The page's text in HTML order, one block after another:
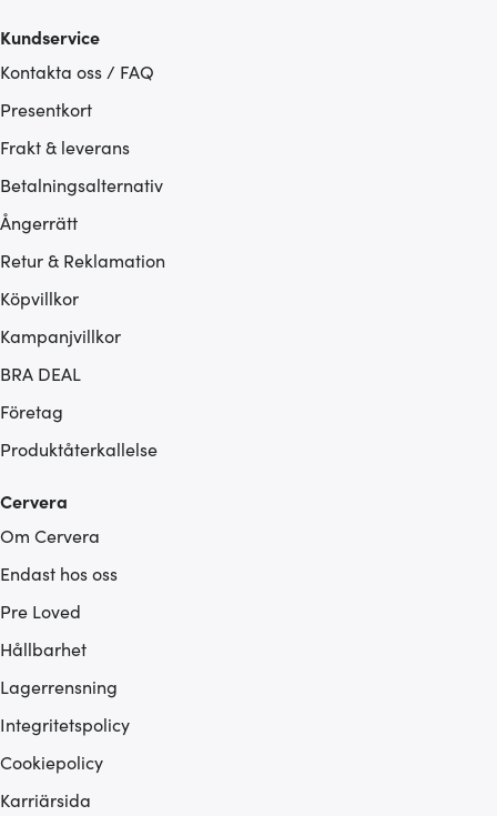
Kundservice
Kontakta oss / FAQ
Presentkort
Frakt & leverans
Betalningsalternativ
Ångerrätt
Retur & Reklamation
Köpvillkor
Kampanjvillkor
BRA DEAL
Företag
Produktåterkallelse
Cervera
Om Cervera
Endast hos oss
Pre Loved
Hållbarhet
Lagerrensning
Integritetspolicy
Cookiepolicy
Karriärsida